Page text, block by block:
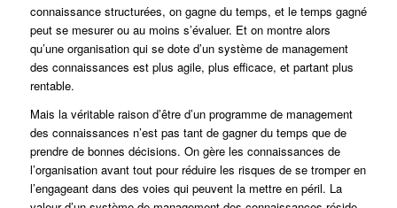
connaissance structurées, on gagne du temps, et le temps gagné
peut se mesurer ou au moins s’évaluer. Et on montre alors
qu’une organisation qui se dote d’un système de management
des connaissances est plus agile, plus efficace, et partant plus
rentable.
Mais la véritable raison d’être d’un programme de management
des connaissances n’est pas tant de gagner du temps que de
prendre de bonnes décisions. On gère les connaissances de
l’organisation avant tout pour réduire les risques de se tromper en
l’engageant dans des voies qui peuvent la mettre en péril. La